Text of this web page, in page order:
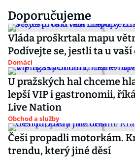
Doporučujeme
Vláda proškrtala mapu
Podívejte se, jestli ta u
Domácí
U pražských hal chceme
lepší VIP i gastronomii,
Live Nation
Obchod a služby
Češi propadli motorkám.
trendu, který jiné děsí